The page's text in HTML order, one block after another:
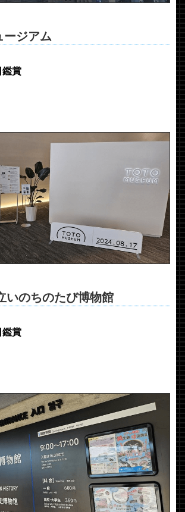
ジアム
鑑賞
いのちのたび博物館
鑑賞